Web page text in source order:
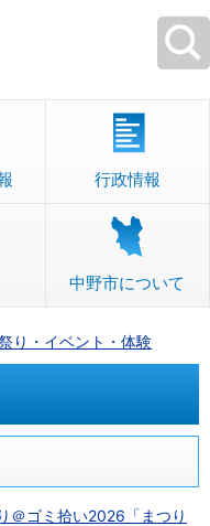
行政情報
中野市について
り・イベント・体験
＠ゴミ拾い2026「まつり